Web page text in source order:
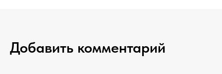
Добавить комментарий